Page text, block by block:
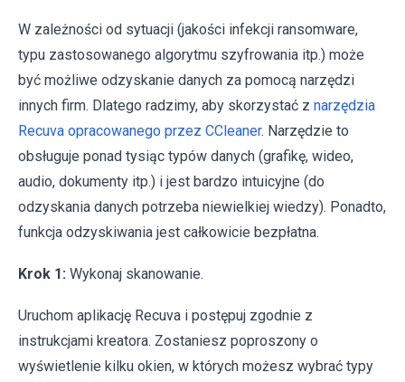
W zależności od sytuacji (jakości infekcji ransomware,
typu zastosowanego algorytmu szyfrowania itp.) może
być możliwe odzyskanie danych za pomocą narzędzi
innych firm. Dlatego radzimy, aby skorzystać z narzędzia
Recuva opracowanego przez CCleaner. Narzędzie to
obsługuje ponad tysiąc typów danych (grafikę, wideo,
audio, dokumenty itp.) i jest bardzo intuicyjne (do
odzyskania danych potrzeba niewielkiej wiedzy). Ponadto,
funkcja odzyskiwania jest całkowicie bezpłatna.
Krok 1: Wykonaj skanowanie.
Uruchom aplikację Recuva i postępuj zgodnie z
instrukcjami kreatora. Zostaniesz poproszony o
wyświetlenie kilku okien, w których możesz wybrać typy